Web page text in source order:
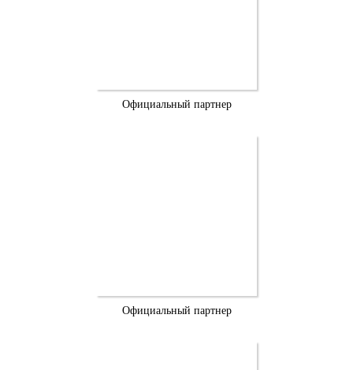
Официальный партнер
Официальный партнер